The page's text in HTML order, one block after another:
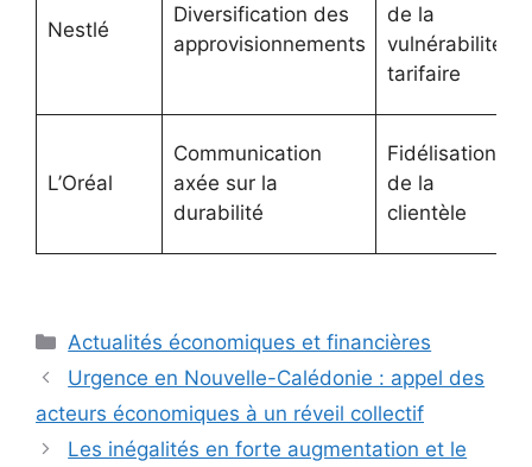
Nestlé
Diversification des
approvisionnements
de la
vulnérabilité
tarifaire
L’Oréal
Communication
axée sur la
durabilité
Fidélisation
de la
clientèle
Catégories
Actualités économiques et financières
Urgence en Nouvelle-Calédonie : appel des
acteurs économiques à un réveil collectif
Les inégalités en forte augmentation et le